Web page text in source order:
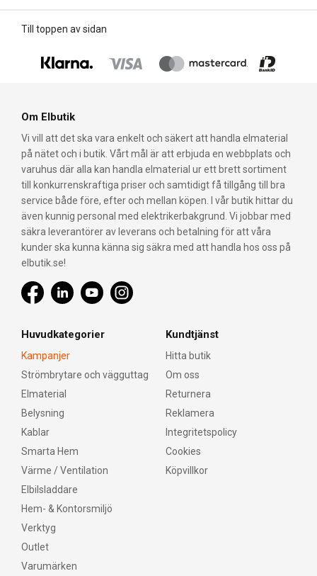
Till toppen av sidan
Om Elbutik
Vi vill att det ska vara enkelt och säkert att handla elmaterial
på nätet och i butik. Vårt mål är att erbjuda en webbplats och
varuhus där alla kan handla elmaterial ur ett brett sortiment
till konkurrenskraftiga priser och samtidigt få tillgång till bra
service både före, efter och mellan köpen. I vår butik hittar du
även kunnig personal med elektrikerbakgrund. Vi jobbar med
säkra leverantörer av leverans och betalning för att våra
kunder ska kunna känna sig säkra med att handla hos oss på
elbutik.se!
Huvudkategorier
Kampanjer
Strömbrytare och vägguttag
Elmaterial
Belysning
Kablar
Smarta Hem
Värme / Ventilation
Elbilsladdare
Hem- & Kontorsmiljö
Verktyg
Outlet
Varumärken
Kundtjänst
Hitta butik
Om oss
Returnera
Reklamera
Integritetspolicy
Cookies
Köpvillkor